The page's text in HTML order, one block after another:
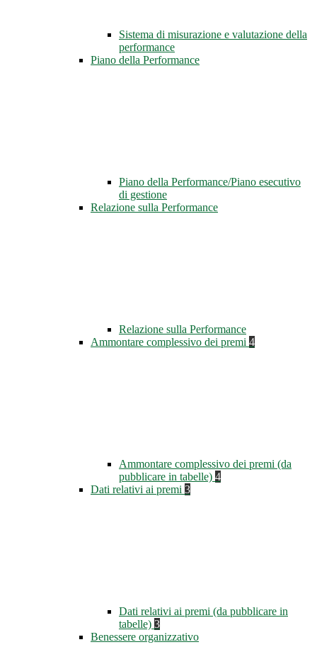
Sistema di misurazione e valutazione della
performance
Piano della Performance
Piano della Performance/Piano esecutivo
di gestione
Relazione sulla Performance
Relazione sulla Performance
Ammontare complessivo dei premi 4
Ammontare complessivo dei premi (da
pubblicare in tabelle) 4
Dati relativi ai premi 3
Dati relativi ai premi (da pubblicare in
tabelle) 3
Benessere organizzativo